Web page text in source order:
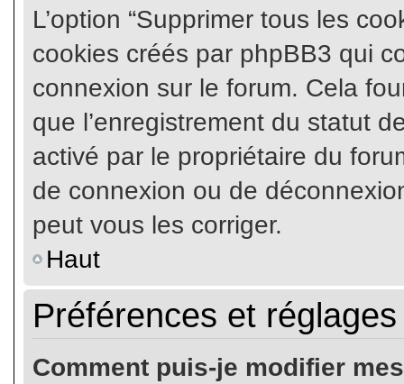
L’option “Supprimer tous les
cookies créés par phpBB3 qui
connexion sur le forum. Cela
que l’enregistrement du statut
activé par le propriétaire du
de connexion ou de
peut vous les corriger.
Haut
Préférences et
Comment puis-je modifier